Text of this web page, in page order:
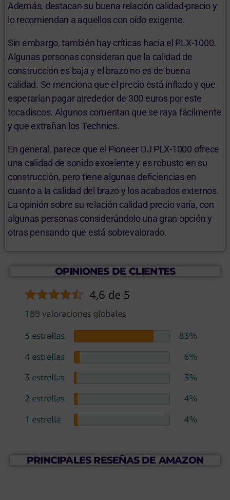
Además, destacan su buena relación calidad-precio y
lo recomiendan a aquellos con oído exigente.
Sin embargo, también hay críticas hacia el PLX-1000.
Algunas personas consideran que la calidad de
construcción es baja y el brazo no es de buena
calidad. Se menciona que el precio está inflado y que
esperarían pagar alrededor de 300 euros por este
tocadiscos. Algunos comentan que se raya fácilmente
y que extrañan los Technics.
En general, parece que el Pioneer DJ PLX-1000 ofrece
una calidad de sonido excelente y es robusto en su
construcción, pero tiene algunas deficiencias en
cuanto a la calidad del brazo y los acabados externos.
La opinión sobre su relación calidad-precio varía, con
algunas personas considerándolo una gran opción y
otras pensando que está sobrevalorado.
OPINIONES DE CLIENTES
PRINCIPALES RESEÑAS DE AMAZON